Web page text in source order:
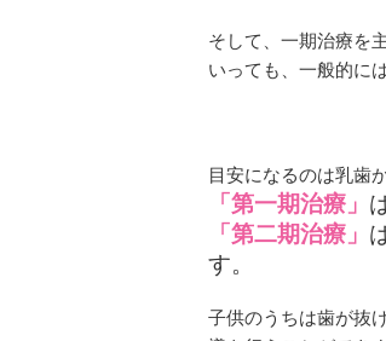
そして、一期治療を
いっても、一般的に
目安になるのは乳歯
「第一期治療」
「第二期治療」
す。
子供のうちは歯が抜